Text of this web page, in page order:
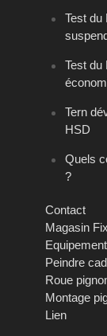
Test du
Test du
Tern
HSD
Quels
?
Contact
Magasin
Peindre
Roue
Montage
Lien